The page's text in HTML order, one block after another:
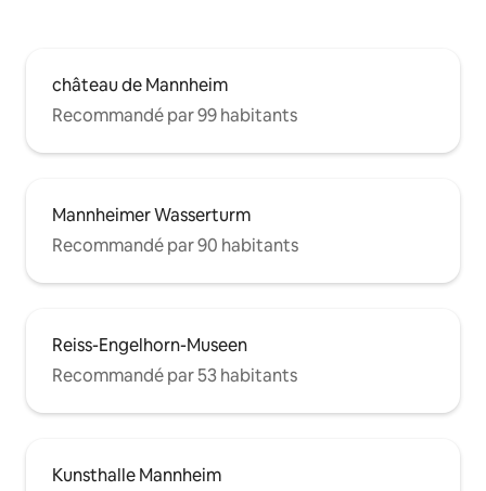
château de Mannheim
Recommandé par 99 habitants
Mannheimer Wasserturm
Recommandé par 90 habitants
Reiss-Engelhorn-Museen
Recommandé par 53 habitants
Kunsthalle Mannheim